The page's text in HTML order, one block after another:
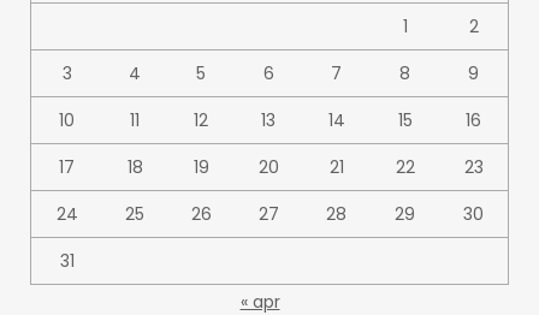
1
2
3
4 5 6 7 8
9
10
11 12 13 14 15
16
17
18 19 20 21 22
23
24
25 26 27 28 29
30
31
« apr